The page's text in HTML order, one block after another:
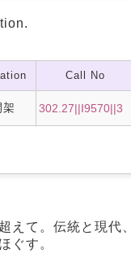
Call No
架 302.27||I9570||3
えて。伝統と現
ぐす。